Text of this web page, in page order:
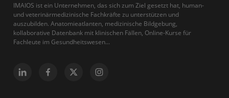
IMAIOS ist ein Unternehmen, das sich zum Ziel gesetzt hat, human-
und veterinärmedizinische Fachkräfte zu unterstützen und
auszubilden. Anatomieatlanten, medizinische Bildgebung,
kollaborative Datenbank mit klinischen Fällen, Online-Kurse für
Fachleute im Gesundheitswesen...